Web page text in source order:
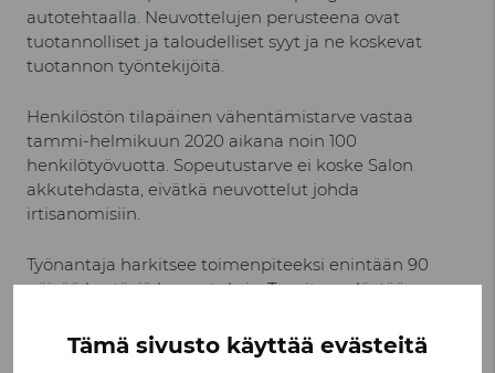
Tämä sivusto käyttää evästeitä
autotehtaalla. Neuvottelujen perusteena ovat
tuotannolliset ja taloudelliset syyt ja ne koskevat
tuotannon työntekijöitä.
Henkilöstön tilapäinen vähentämistarve vastaa
tammi-helmikuun 2020 aikana noin 100
henkilötyövuotta. Sopeutustarve ei koske Salon
akkutehdasta, eivätkä neuvottelut johda
irtisanomisiin.
Työnantaja harkitsee toimenpiteeksi enintään 90
päivää kestäviä lomautuksia. Tavoite on löytää
asemaan mahdollisimman vähän vaikuttavat ja
toiminnan jatkuvuudelle parhaat